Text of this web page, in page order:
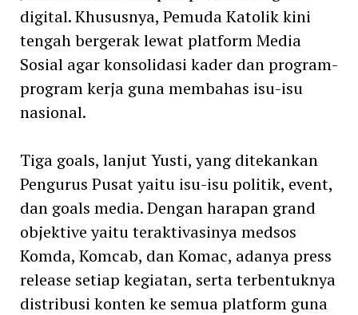
digital. Khususnya, Pemuda Katolik kini
tengah bergerak lewat platform Media
Sosial agar konsolidasi kader dan program-
program kerja guna membahas isu-isu
nasional.
Tiga goals, lanjut Yusti, yang ditekankan
Pengurus Pusat yaitu isu-isu politik, event,
dan goals media. Dengan harapan grand
objektive yaitu teraktivasinya medsos
Komda, Komcab, dan Komac, adanya press
release setiap kegiatan, serta terbentuknya
distribusi konten ke semua platform guna